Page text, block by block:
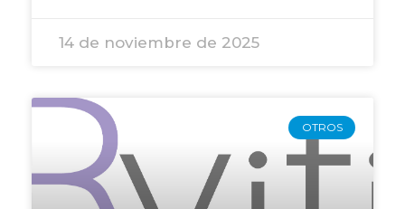
14 de noviembre de 2025
OTROS